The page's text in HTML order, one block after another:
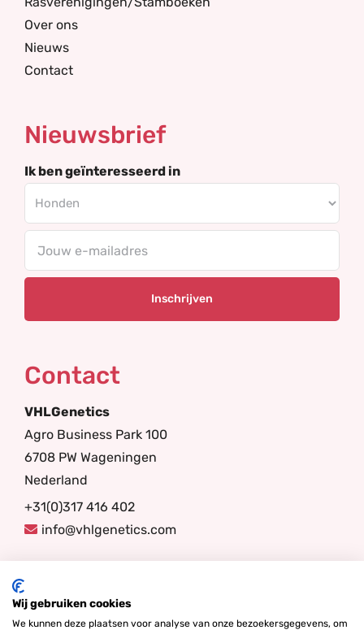
Over ons
Nieuws
Contact
Nieuwsbrief
Ik ben geïnteresseerd in
Contact
VHLGenetics
Agro Business Park 100
6708 PW Wageningen
Nederland
+31(0)317 416 402
info@vhlgenetics.com
Volg ons
Wij gebruiken cookies
We kunnen deze plaatsen voor analyse van onze bezoekersgegevens, om